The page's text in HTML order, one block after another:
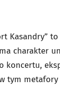
Kasandry” to
charakter
koncertu,
tym